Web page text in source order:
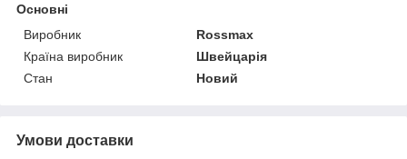
Основні
Виробник
Rossmax
Країна виробник
Швейцарія
Стан
Новий
Умови доставки